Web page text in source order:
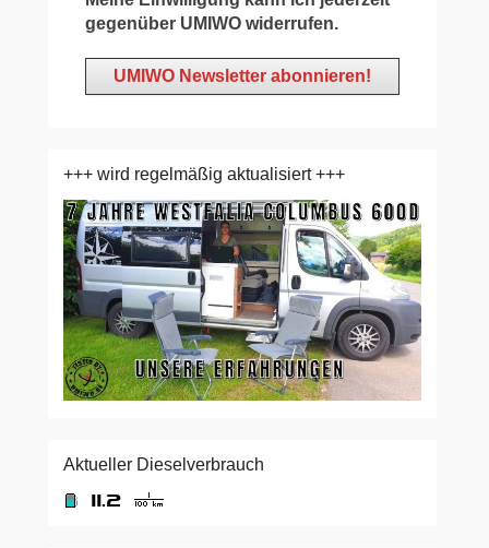
gegenüber UMIWO widerrufen.
+++ wird regelmäßig aktualisiert +++
Aktueller Dieselverbrauch